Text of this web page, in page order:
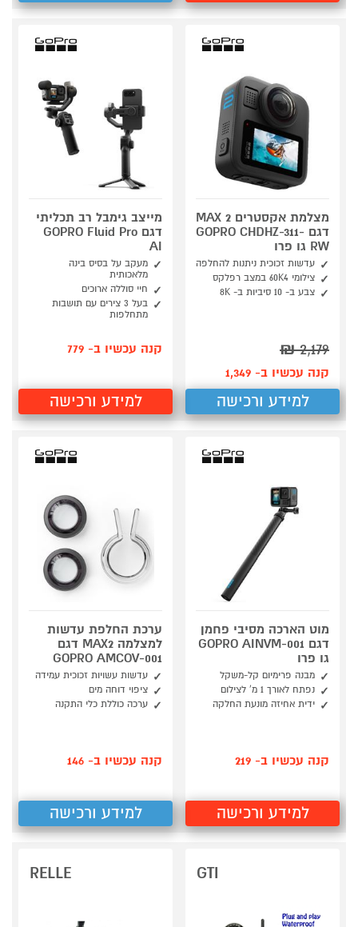
מצלמת אקסטרים MAX 2
דגם GOPRO CHDHZ-311-
RW גו פרו
עדשות זכוכית ניתנות להחלפה
צילומי 60K4 במצב רפלקס
צבע ב- 10 סיביות ב- 8K
2,179
₪
קנה עכשיו ב- 1,349
למידע ורכישה
מייצב גימבל רב תכליתי
דגם GOPRO Fluid Pro
AI
מעקב על בסיס בינה
מלאכותית
חיי סוללה ארוכים
בעל 3 צירים עם תושבות
מתחלפות
קנה עכשיו ב- 779
למידע ורכישה
מוט הארכה מסיבי פחמן
דגם GOPRO AINVM-001
גו פרו
מבנה פרימיום קל-משקל
נפתח לאורך 1 מ' לצילום
ידית אחיזה מונעת החלקה
קנה עכשיו ב- 219
למידע ורכישה
ערכת החלפת עדשות
למצלמה MAX2 דגם
GOPRO AMCOV-001
עדשות עשויות זכוכית עמידה
ציפוי דוחה מים
ערכה כוללת כלי התקנה
קנה עכשיו ב- 146
למידע ורכישה
GTI
RELLE